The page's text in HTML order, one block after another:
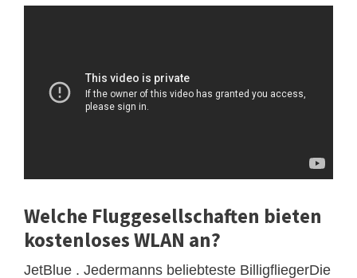
Welche Fluggesellschaften bieten
kostenloses WLAN an?
JetBlue . Jedermanns beliebteste BilligfliegerDie